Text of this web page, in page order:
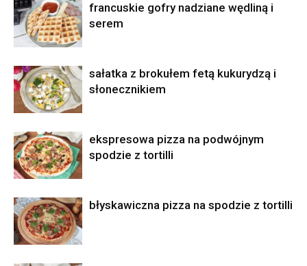
francuskie gofry nadziane wędliną i
serem
sałatka z brokułem fetą kukurydzą i
słonecznikiem
ekspresowa pizza na podwójnym
spodzie z tortilli
błyskawiczna pizza na spodzie z tortilli